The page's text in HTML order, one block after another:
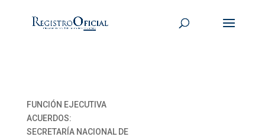
FUNCIÓN EJECUTIVA
ACUERDOS:
SECRETARÍA NACIONAL DE